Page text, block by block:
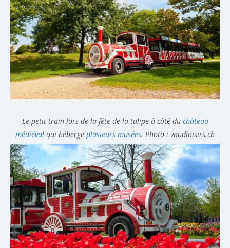
Le petit train lors de la fête de la tulipe à côté du château
médiéval qui héberge plusieurs musées. Photo : vaudloisirs.ch